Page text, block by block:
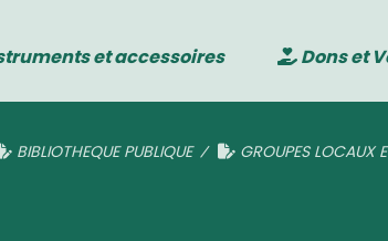
et accessoires Dons et
BIBLIOTHEQUE PUBLIQUE GROUPES LOCAUX